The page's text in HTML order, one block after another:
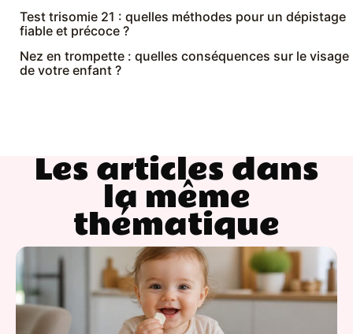
Test trisomie 21 : quelles méthodes pour un dépistage
fiable et précoce ?
Nez en trompette : quelles conséquences sur le visage
de votre enfant ?
Les articles dans
la même
thématique